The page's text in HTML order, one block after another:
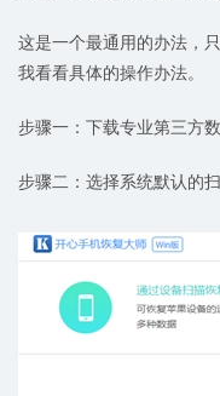
这是一个最通用的办法，
我看看具体的操作办法。
步骤一：下载专业第三方
步骤二：选择系统默认的